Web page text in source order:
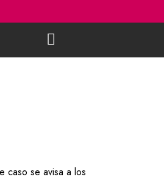
caso se avisa a los